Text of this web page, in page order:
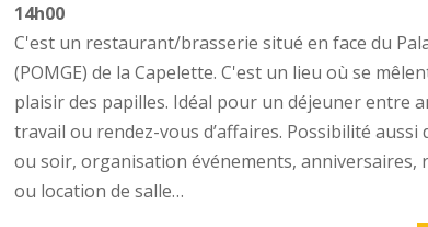
14h00
C'est un restaurant/brasserie situé en face du
(POMGE) de la Capelette. C'est un lieu où se
plaisir des papilles. Idéal pour un déjeuner entre
travail ou rendez-vous d’affaires. Possibilité
ou soir, organisation événements, anniversaires,
ou location de salle…